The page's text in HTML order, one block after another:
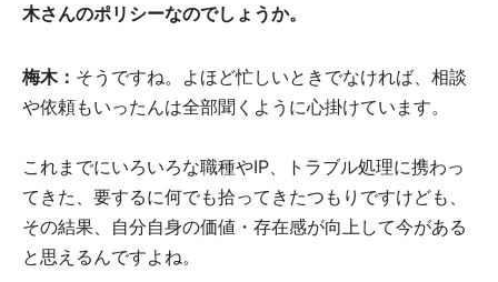
木さんのポリシーなのでしょうか。
梅木： そうですね。よほど忙しいときでなければ、相談
や依頼もいったんは全部聞くように心掛けています。
これまでにいろいろな職種やIP、トラブル処理に携わっ
てきた、要するに何でも拾ってきたつもりですけども、
その結果、自分自身の価値・存在感が向上して今がある
と思えるんですよね。